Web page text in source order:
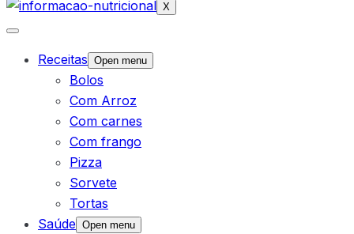
X
Receitas Open menu
Bolos
Com Arroz
Com carnes
Com frango
Pizza
Sorvete
Tortas
Saúde Open menu